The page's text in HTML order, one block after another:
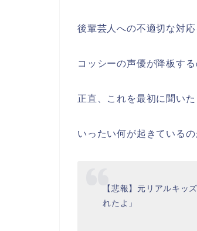
後輩芸人への不適切な対
コッシーの声優が降板す
正直、これを最初に聞い
いったい何が起きている
【悲報】元リアルキッ
れたよ」